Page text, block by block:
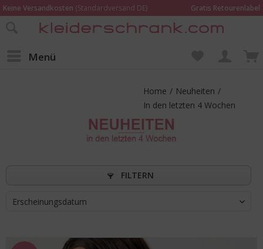
Keine Versandkosten (Standardversand DE)
Gratis Retourenlabel
Online bestellen – im Geschäft in Kempen anprobieren und beraten lassen
Menü
Home / Neuheiten /
In den letzten 4 Wochen
FILTERN
Erscheinungsdatum